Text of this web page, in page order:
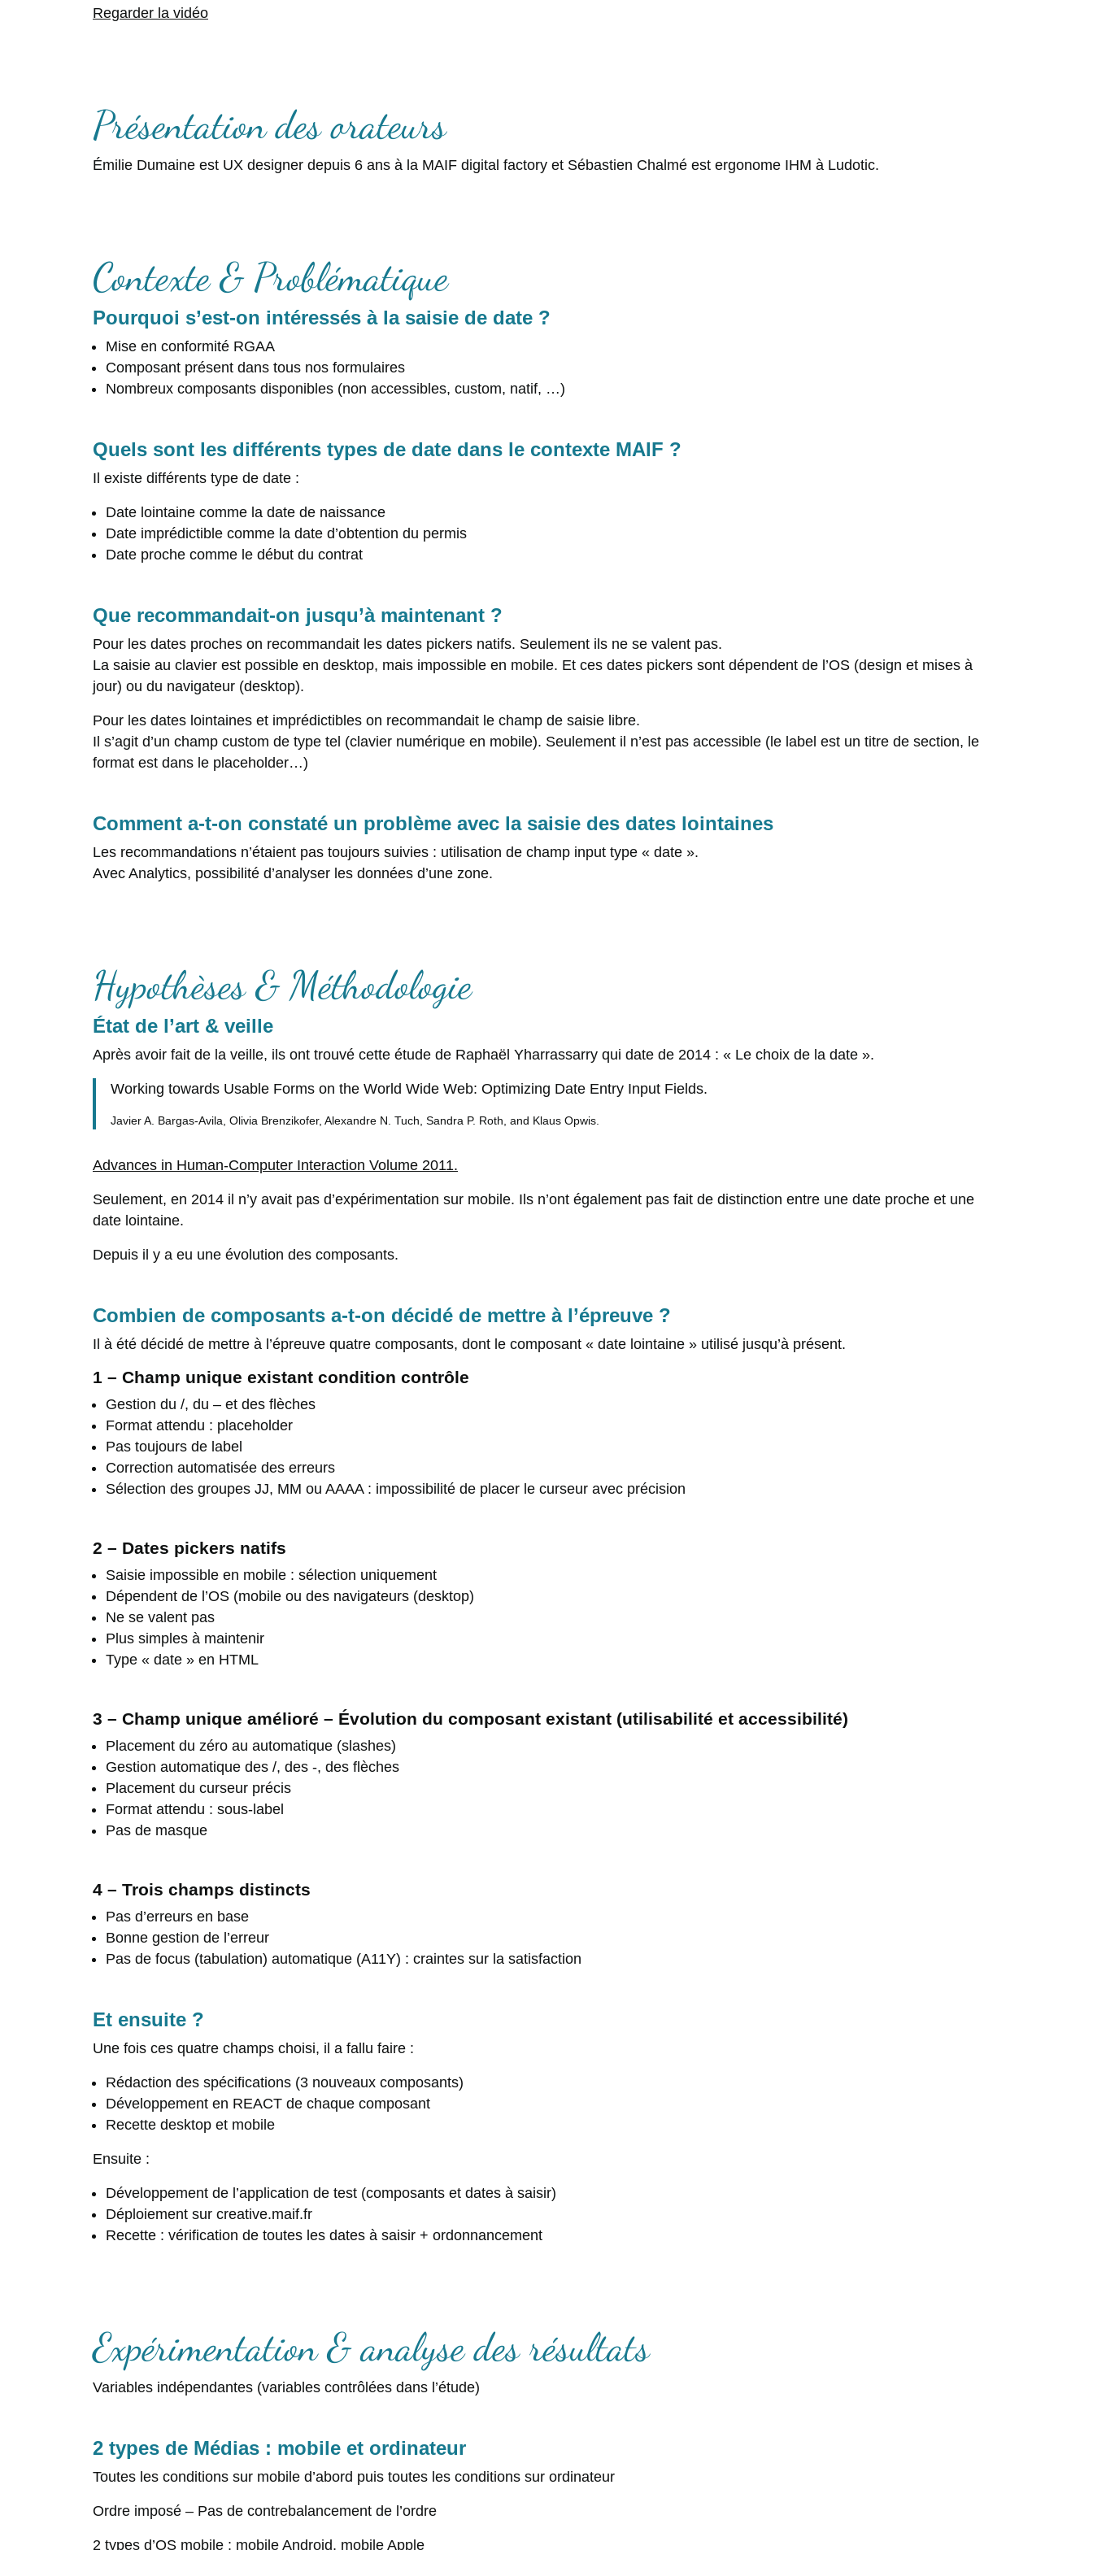
Regarder la vidéo
Présentation des orateurs
Émilie Dumaine est UX designer depuis 6 ans à la MAIF digital factory et Sébastien Chalmé est ergonome IHM à Ludotic.
Contexte & Problématique
Pourquoi s’est-on intéressés à la saisie de date ?
Mise en conformité RGAA
Composant présent dans tous nos formulaires
Nombreux composants disponibles (non accessibles, custom, natif, …)
Quels sont les différents types de date dans le contexte MAIF ?
Il existe différents type de date :
Date lointaine comme la date de naissance
Date imprédictible comme la date d’obtention du permis
Date proche comme le début du contrat
Que recommandait-on jusqu’à maintenant ?
Pour les dates proches on recommandait les dates pickers natifs. Seulement ils ne se valent pas.
La saisie au clavier est possible en desktop, mais impossible en mobile. Et ces dates pickers sont dépendent de l’OS (design et mises à
jour) ou du navigateur (desktop).
Pour les dates lointaines et imprédictibles on recommandait le champ de saisie libre.
Il s’agit d’un champ custom de type tel (clavier numérique en mobile). Seulement il n’est pas accessible (le label est un titre de section, le
format est dans le placeholder…)
Comment a-t-on constaté un problème avec la saisie des dates lointaines
Les recommandations n’étaient pas toujours suivies : utilisation de champ input type « date ».
Avec Analytics, possibilité d’analyser les données d’une zone.
Hypothèses & Méthodologie
État de l’art & veille
Après avoir fait de la veille, ils ont trouvé cette étude de Raphaël Yharrassarry qui date de 2014 : « Le choix de la date ».
Working towards Usable Forms on the World Wide Web: Optimizing Date Entry Input Fields.
Javier A. Bargas-Avila, Olivia Brenzikofer, Alexandre N. Tuch, Sandra P. Roth, and Klaus Opwis.
Advances in Human-Computer Interaction Volume 2011.
Seulement, en 2014 il n’y avait pas d’expérimentation sur mobile. Ils n’ont également pas fait de distinction entre une date proche et une
date lointaine.
Depuis il y a eu une évolution des composants.
Combien de composants a-t-on décidé de mettre à l’épreuve ?
Il à été décidé de mettre à l’épreuve quatre composants, dont le composant « date lointaine » utilisé jusqu’à présent.
1 – Champ unique existant condition contrôle
Gestion du /, du – et des flèches
Format attendu : placeholder
Pas toujours de label
Correction automatisée des erreurs
Sélection des groupes JJ, MM ou AAAA : impossibilité de placer le curseur avec précision
2 – Dates pickers natifs
Saisie impossible en mobile : sélection uniquement
Dépendent de l’OS (mobile ou des navigateurs (desktop)
Ne se valent pas
Plus simples à maintenir
Type « date » en HTML
3 – Champ unique amélioré – Évolution du composant existant (utilisabilité et accessibilité)
Placement du zéro au automatique (slashes)
Gestion automatique des /, des -, des flèches
Placement du curseur précis
Format attendu : sous-label
Pas de masque
4 – Trois champs distincts
Pas d’erreurs en base
Bonne gestion de l’erreur
Pas de focus (tabulation) automatique (A11Y) : craintes sur la satisfaction
Et ensuite ?
Une fois ces quatre champs choisi, il a fallu faire :
Rédaction des spécifications (3 nouveaux composants)
Développement en REACT de chaque composant
Recette desktop et mobile
Ensuite :
Développement de l’application de test (composants et dates à saisir)
Déploiement sur creative.maif.fr
Recette : vérification de toutes les dates à saisir + ordonnancement
Expérimentation & analyse des résultats
Variables indépendantes (variables contrôlées dans l’étude)
2 types de Médias : mobile et ordinateur
Toutes les conditions sur mobile d’abord puis toutes les conditions sur ordinateur
Ordre imposé – Pas de contrebalancement de l’ordre
2 types d’OS mobile : mobile Android, mobile Apple